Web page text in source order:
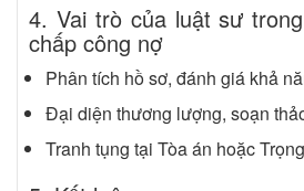
4. Vai trò của luật sư
chấp công nợ
Phân tích hồ sơ, đánh giá khả
Đại diện thương lượng, soạn
Tranh tụng tại Tòa án hoặc